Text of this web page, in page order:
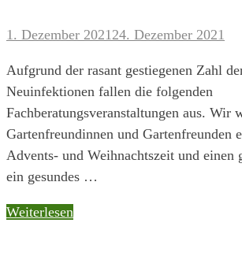
1. Dezember 202124. Dezember 2021
Aufgrund der rasant gestiegenen Zahl
Neuinfektionen fallen die folgenden
Fachberatungsveranstaltungen aus. Wir
Gartenfreundinnen und Gartenfreunden
Advents- und Weihnachtszeit und einen
ein gesundes …
Fachberatung
Weiterlesen